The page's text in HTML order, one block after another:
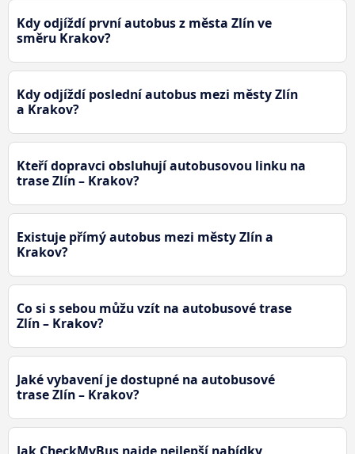
Kdy odjíždí první autobus z města Zlín ve
směru Krakov?
Kdy odjíždí poslední autobus mezi městy Zlín
a Krakov?
Kteří dopravci obsluhují autobusovou linku na
trase Zlín – Krakov?
Existuje přímý autobus mezi městy Zlín a
Krakov?
Co si s sebou můžu vzít na autobusové trase
Zlín – Krakov?
Jaké vybavení je dostupné na autobusové
trase Zlín – Krakov?